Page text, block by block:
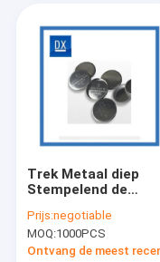
Trek Metaal diep
Stempelend de
van de Knoopbatterij
Prijs:negotiable
MOQ:1000PCS